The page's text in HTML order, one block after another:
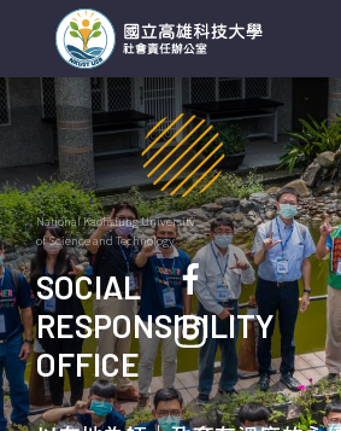
高科大社會責任辦
模最大之科技大學
National Kaohsiung University
of Science and Technology
SOCIAL
RESPONSIBILITY
OFFICE